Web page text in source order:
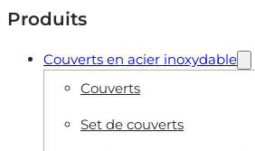
Produits
Couverts en acier inoxydable
Couverts
Set de couverts